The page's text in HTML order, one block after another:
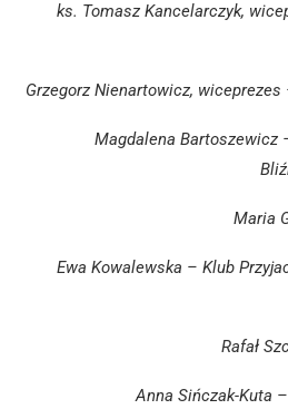
ks. Tomasz Kancelarczyk,
Grzegorz Nienartowicz, wiceprezes
Magdalena Bartoszewicz
Maria
Ewa Kowalewska – Klub
Rafał
Anna Sińczak-Kuta